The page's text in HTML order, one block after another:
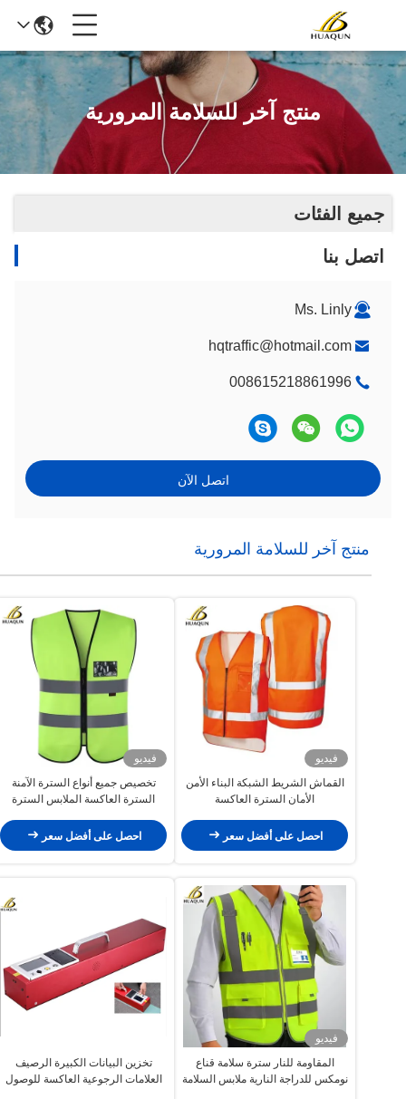
منتج آخر للسلامة المرورية
جميع الفئات
اتصل بنا
Ms. Linly
hqtraffic@hotmail.com
008615218861996
اتصل الآن
منتج آخر للسلامة المرورية
فيديو
القماش الشريط الشبكة البناء الأمن
الأمان السترة العاكسة
احصل على أفضل سعر
فيديو
تخصيص جميع أنواع السترة الآمنة
السترة العاكسة الملابس السترة
العاكسة
احصل على أفضل سعر
فيديو
المقاومة للنار سترة سلامة قناع
نومكس للدراجة النارية ملابس السلامة
تخزين البيانات الكبيرة الرصيف
العلامات الرجوعية العاكسة للوصول